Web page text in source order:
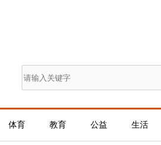
体育 教育 公益 生活